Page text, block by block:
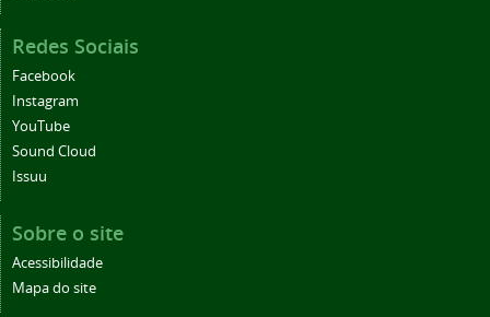
Redes Sociais
Facebook
Instagram
YouTube
Sound Cloud
Issuu
Sobre o site
Acessibilidade
Mapa do site